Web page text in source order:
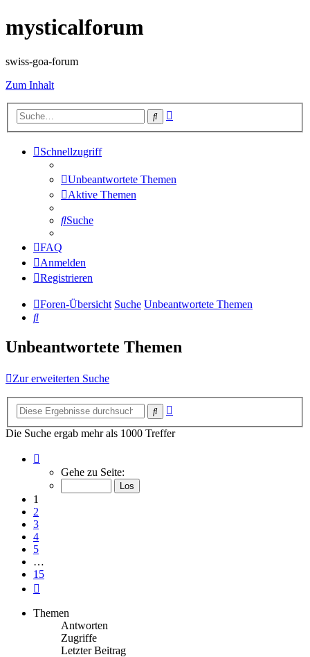
mysticalforum
swiss-goa-forum
Zum Inhalt
Suche
Schnellzugriff
Unbeantwortete Themen
Aktive Themen
Suche
FAQ
Anmelden
Registrieren
Foren-Übersicht Suche Unbeantwortete Themen
Suche
Unbeantwortete Themen
Zur erweiterten Suche
Suche
Die Suche ergab mehr als 1000 Treffer
von
Gehe zu Seite:
1
2
3
4
5
…
15
Themen
Antworten
Zugriffe
Letzter Beitrag